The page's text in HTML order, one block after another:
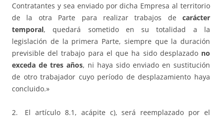
Contratantes y sea enviado por dicha Empresa al territorio
de la otra Parte para realizar trabajos de carácter
temporal, quedará sometido en su totalidad a la
legislación de la primera Parte, siempre que la duración
previsible del trabajo para el que ha sido desplazado no
exceda de tres años, ni haya sido enviado en sustitución
de otro trabajador cuyo período de desplazamiento haya
concluido.»
2. El artículo 8.1, acápite c), será reemplazado por el